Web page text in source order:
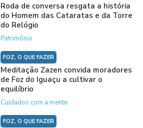
Roda de conversa resgata a história
do Homem das Cataratas e da Torre
do Relógio
Patrimônio
FOZ, O QUE FAZER
Meditação Zazen convida moradores
de Foz do Iguaçu a cultivar o
equilíbrio
Cuidados com a mente
FOZ, O QUE FAZER